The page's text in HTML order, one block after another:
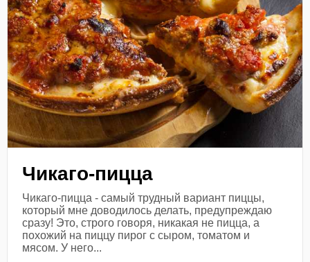
Чикаго-пицца
Чикаго-пицца - самый трудный вариант пиццы,
который мне доводилось делать, предупреждаю
сразу! Это, строго говоря, никакая не пицца, а
похожий на пиццу пирог с сыром, томатом и
мясом. У него...